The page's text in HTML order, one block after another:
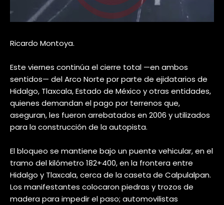
Ricardo Montoya.
Este viernes continúa el cierre total —en ambos
sentidos— del Arco Norte por parte de ejidatarios de
Hidalgo, Tlaxcala, Estado de México y otras entidades,
quienes demandan el pago por terrenos que,
aseguran, les fueron arrebatados en 2006 y utilizados
para la construcción de la autopista.
El bloqueo se mantiene bajo un puente vehicular, en el
tramo del kilómetro 182+400, en la frontera entre
Hidalgo y Tlaxcala, cerca de la caseta de Calpulalpan.
Los manifestantes colocaron piedras y trozos de
madera para impedir el paso; automovilistas